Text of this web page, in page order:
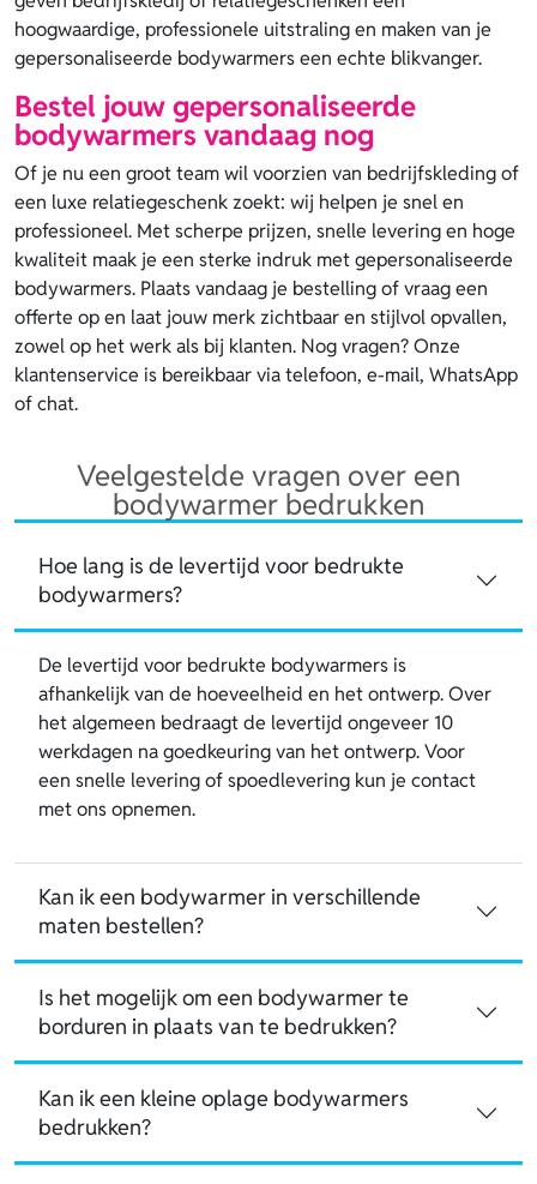
hoogwaardige, professionele uitstraling en maken van je
gepersonaliseerde bodywarmers een echte blikvanger.
Bestel jouw gepersonaliseerde
bodywarmers vandaag nog
Of je nu een groot team wil voorzien van bedrijfskleding of
een luxe relatiegeschenk zoekt: wij helpen je snel en
professioneel. Met scherpe prijzen, snelle levering en hoge
kwaliteit maak je een sterke indruk met gepersonaliseerde
bodywarmers. Plaats vandaag je bestelling of vraag een
offerte op en laat jouw merk zichtbaar en stijlvol opvallen,
zowel op het werk als bij klanten. Nog vragen? Onze
klantenservice is bereikbaar via telefoon, e-mail, WhatsApp
of chat.
Veelgestelde vragen over een
bodywarmer bedrukken
Hoe lang is de levertijd voor bedrukte
bodywarmers?
De levertijd voor bedrukte bodywarmers is
afhankelijk van de hoeveelheid en het ontwerp. Over
het algemeen bedraagt de levertijd ongeveer 10
werkdagen na goedkeuring van het ontwerp. Voor
een snelle levering of spoedlevering kun je contact
met ons opnemen.
Kan ik een bodywarmer in verschillende
maten bestellen?
Is het mogelijk om een bodywarmer te
borduren in plaats van te bedrukken?
Kan ik een kleine oplage bodywarmers
bedrukken?